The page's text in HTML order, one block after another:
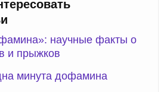
научные факты о
и прыжков
минута дофамина